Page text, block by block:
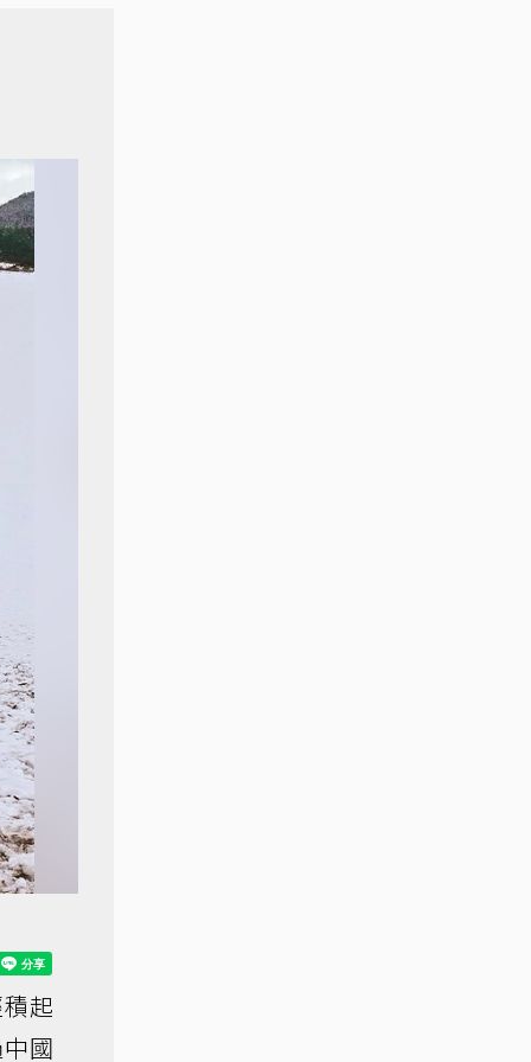
起
國